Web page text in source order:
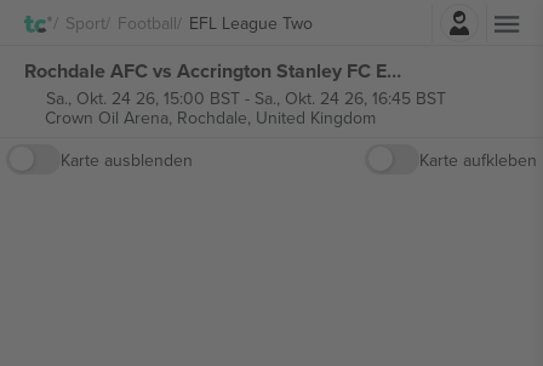
Sport Football EFL League TwoEinloggen
Rochdale AFC vs Accrington Stanley FC EFL League Two tickets
Sa., Okt. 24 26, 15:00 BST- Sa., Okt. 24 26, 16:45 BST
Crown Oil Arena, Rochdale, United Kingdom
Karte ausblenden
Karte aufkleben